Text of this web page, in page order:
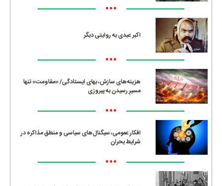
•••
اکبر عبدی به روایتی دیگر
•••
هزینه‌های سازش، بهای ایستادگی/ «مقاومت» تنها
مسیرِ رسیدن به پیروزی
•••
افکار عمومی، سیگنال‌های سیاسی و منطق مذاکره در
شرایط بحران
•••